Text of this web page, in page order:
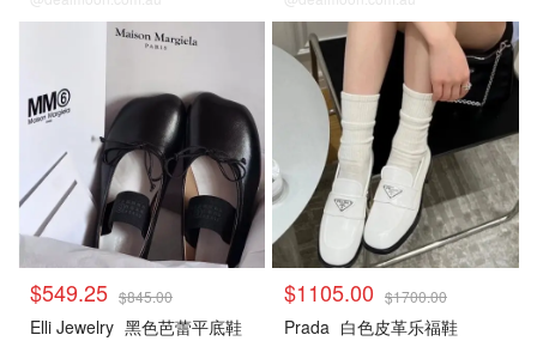
$549.25 $845.00
Elli Jewelry 黑色芭蕾平底鞋
$1105.00 $1700.00
Prada 白色皮革乐福鞋